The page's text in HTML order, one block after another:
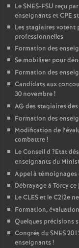
LeSNES-FSU reçu
enseignants etCPE
Les stagiaires votent
professionnelles
Formation des
Se mobiliser pour
Formation des
Candidats aux
30 novembre!
AG des stagiaires
Formation des
Modification de
combattre!
Le Conseil d ?Etat
enseignants du
Appel à témoignages
Débrayage à Torcy
LeCLESet le C2i2e
Formation,
Quelques précisions
Congrès duSNES
enseignants !